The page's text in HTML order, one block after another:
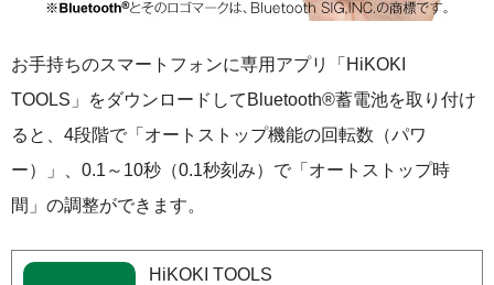
お手持ちのスマートフォンに専用アプリ「HiKOKI
TOOLS」をダウンロードしてBluetooth®蓄電池を取り付け
ると、4段階で「オートストップ機能の回転数（パワ
ー）」、0.1～10秒（0.1秒刻み）で「オートストップ時
間」の調整ができます。
HiKOKI TOOLS